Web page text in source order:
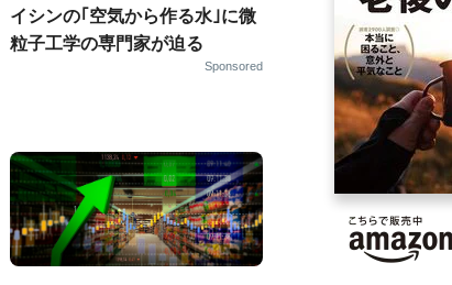
イシンの｢空気から作る水｣に微
粒子工学の専門家が迫る
Sponsored